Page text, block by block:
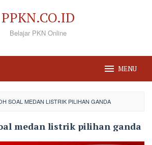
PPKN.CO.ID
Belajar PKN Online
MENU
SOAL MEDAN LISTRIK PILIHAN GANDA
medan listrik pilihan ganda